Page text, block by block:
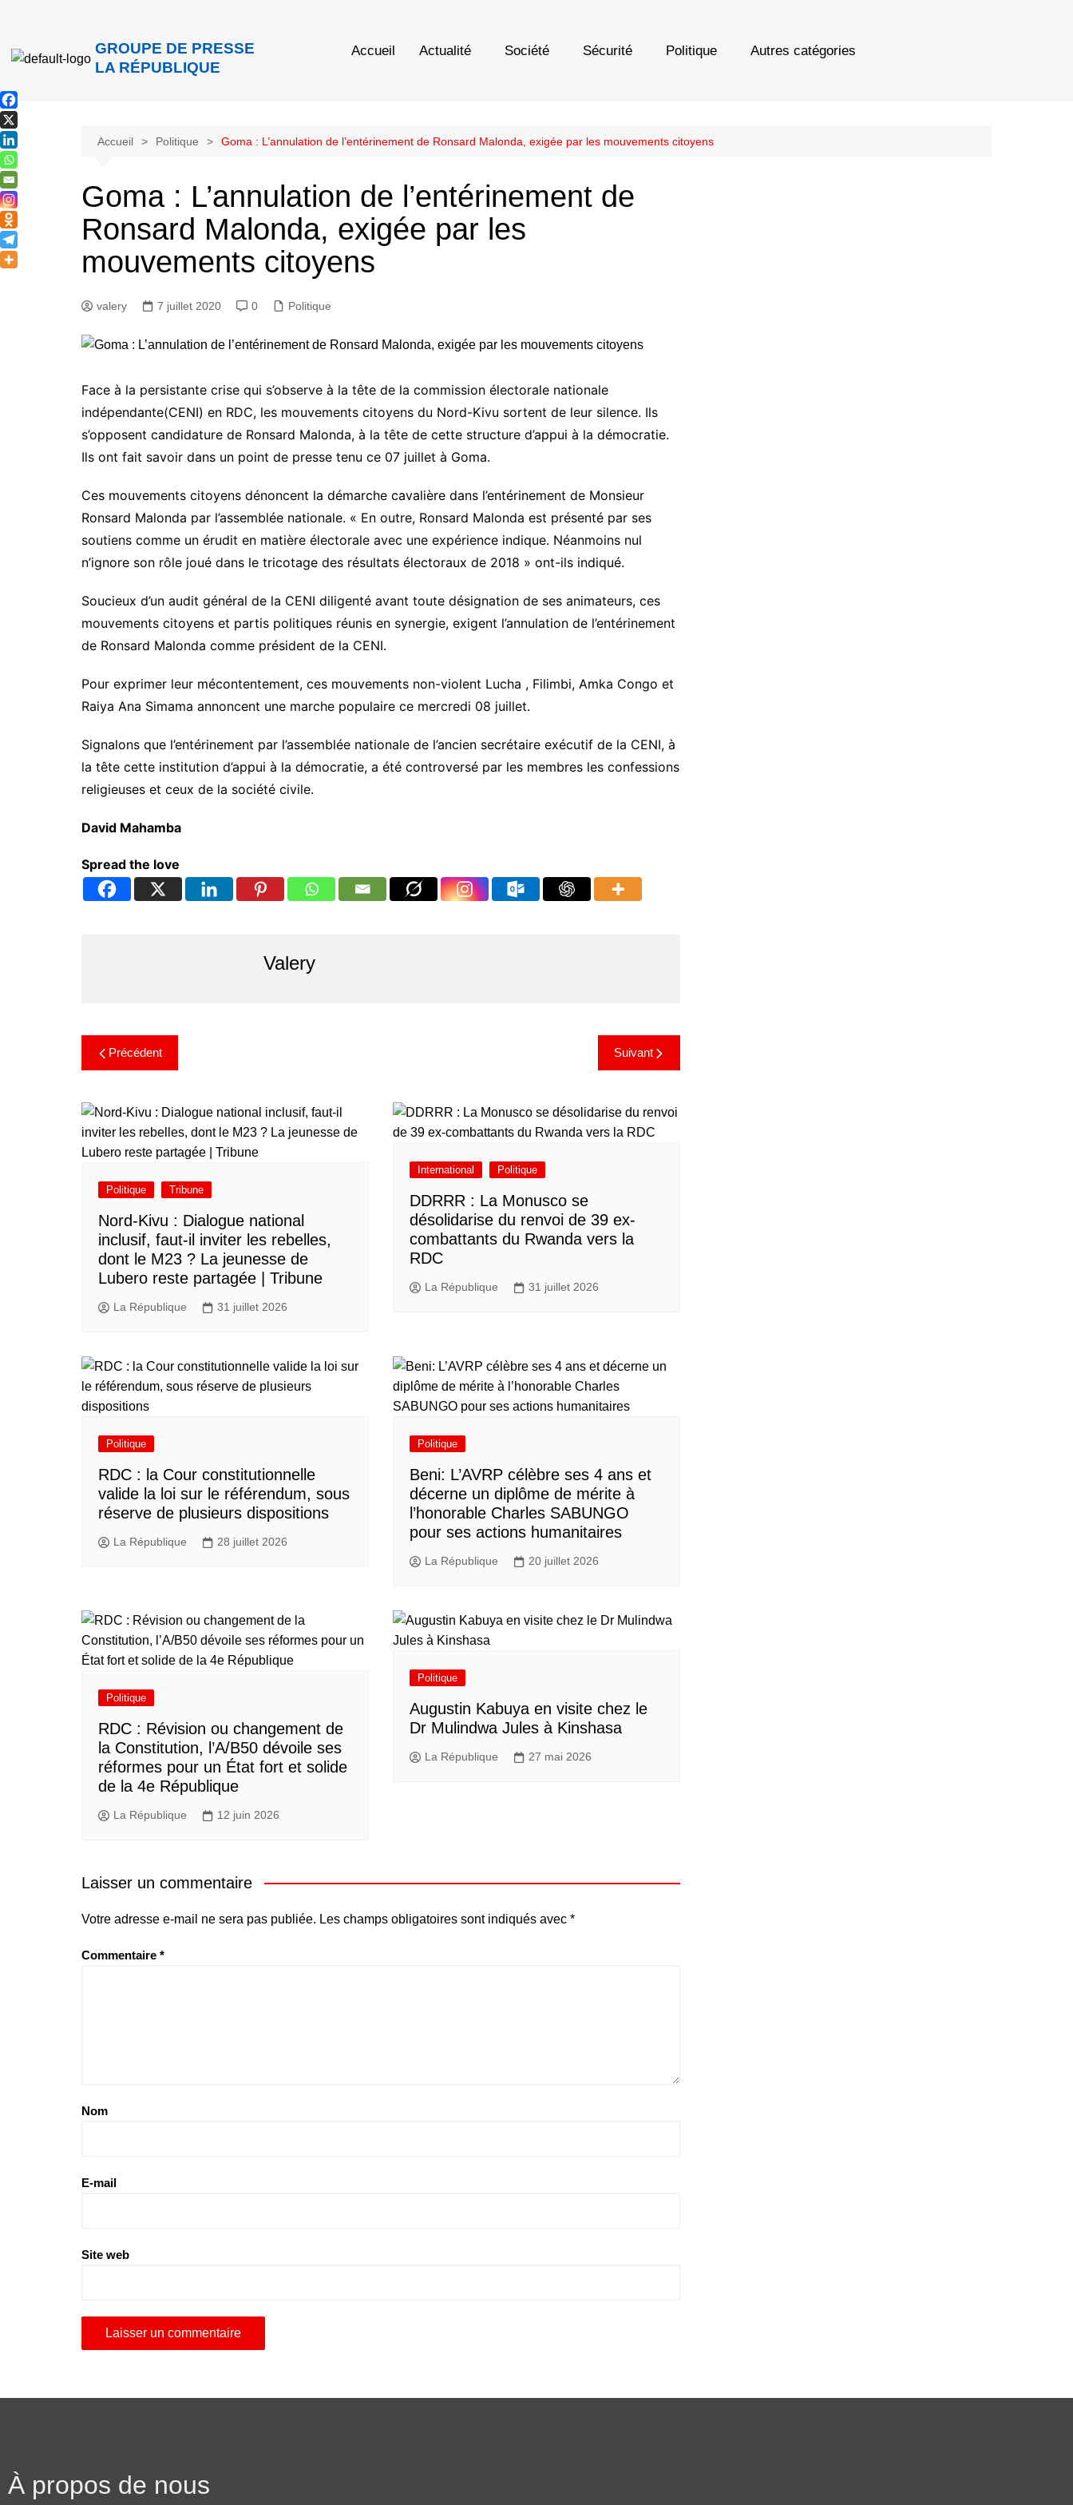
GROUPE DE PRESSE
LA RÉPUBLIQUE
Accueil Actualité Société Sécurité Politique Autres catégories
Accueil Politique Goma : L’annulation de l’entérinement de Ronsard Malonda, exigée par les mouvements citoyens
Goma : L’annulation de l’entérinement de
Ronsard Malonda, exigée par les
mouvements citoyens
valery 7 juillet 2020 0 Politique
Face à la persistante crise qui s’observe à la tête de la commission électorale nationale
indépendante(CENI) en RDC, les mouvements citoyens du Nord-Kivu sortent de leur silence. Ils
s’opposent candidature de Ronsard Malonda, à la tête de cette structure d’appui à la démocratie.
Ils ont fait savoir dans un point de presse tenu ce 07 juillet à Goma.
Ces mouvements citoyens dénoncent la démarche cavalière dans l’entérinement de Monsieur
Ronsard Malonda par l’assemblée nationale. « En outre, Ronsard Malonda est présenté par ses
soutiens comme un érudit en matière électorale avec une expérience indique. Néanmoins nul
n’ignore son rôle joué dans le tricotage des résultats électoraux de 2018 » ont-ils indiqué.
Soucieux d’un audit général de la CENI diligenté avant toute désignation de ses animateurs, ces
mouvements citoyens et partis politiques réunis en synergie, exigent l’annulation de l’entérinement
de Ronsard Malonda comme président de la CENI.
Pour exprimer leur mécontentement, ces mouvements non-violent Lucha , Filimbi, Amka Congo et
Raiya Ana Simama annoncent une marche populaire ce mercredi 08 juillet.
Signalons que l’entérinement par l’assemblée nationale de l’ancien secrétaire exécutif de la CENI, à
la tête cette institution d’appui à la démocratie, a été controversé par les membres les confessions
religieuses et ceux de la société civile.
David Mahamba
Spread the love
Valery
Précédent Suivant
Politique Tribune
Nord-Kivu : Dialogue national
inclusif, faut-il inviter les rebelles,
dont le M23 ? La jeunesse de
Lubero reste partagée | Tribune
La République 31 juillet 2026
International Politique
DDRRR : La Monusco se
désolidarise du renvoi de 39 ex-
combattants du Rwanda vers la
RDC
La République 31 juillet 2026
Politique
RDC : la Cour constitutionnelle
valide la loi sur le référendum, sous
réserve de plusieurs dispositions
La République 28 juillet 2026
Politique
Beni: L’AVRP célèbre ses 4 ans et
décerne un diplôme de mérite à
l’honorable Charles SABUNGO
pour ses actions humanitaires
La République 20 juillet 2026
Politique
RDC : Révision ou changement de
la Constitution, l’A/B50 dévoile ses
réformes pour un État fort et solide
de la 4e République
La République 12 juin 2026
Politique
Augustin Kabuya en visite chez le
Dr Mulindwa Jules à Kinshasa
La République 27 mai 2026
Laisser un commentaire
Votre adresse e-mail ne sera pas publiée. Les champs obligatoires sont indiqués avec *
Commentaire *
Nom
E-mail
Site web
À propos de nous